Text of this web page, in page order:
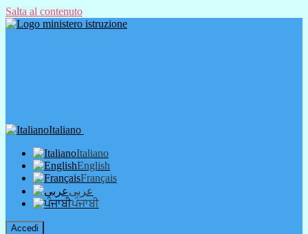
Salta al contenuto
Italiano
Italiano
English
Français
عربى
ਪੰਜਾਬੀ
Accedi